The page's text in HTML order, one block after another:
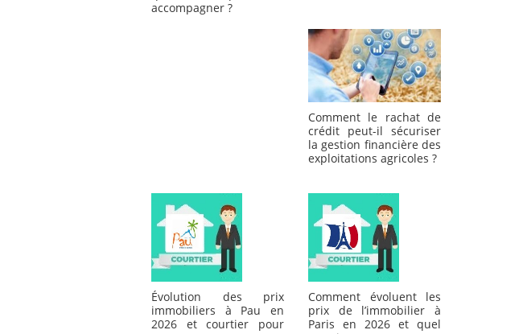
accompagner ?
Comment le rachat de
crédit peut-il sécuriser
la gestion financière des
exploitations agricoles ?
Évolution des prix
immobiliers à Pau en
2026 et courtier pour
Comment évoluent les
prix de l’immobilier à
Paris en 2026 et quel